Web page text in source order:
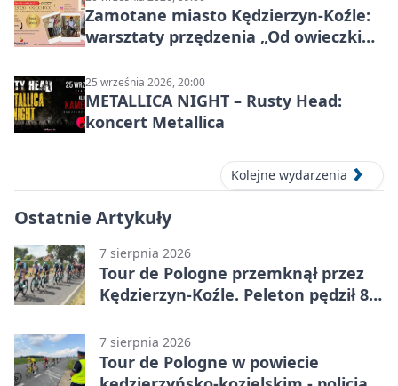
Zamotane miasto Kędzierzyn-Koźle:
warsztaty przędzenia „Od owieczki
25 września 2026, 20:00
METALLICA NIGHT – Rusty Head:
koncert Metallica
Kolejne wydarzenia
Ostatnie Artykuły
7 sierpnia 2026
Tour de Pologne przemknął przez
Kędzierzyn-Koźle. Peleton pędził 80
7 sierpnia 2026
Tour de Pologne w powiecie